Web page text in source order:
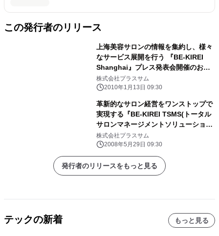
この発行者のリリース
上海美容サロンの情報を集約し、様々
なサービス展開を行う 『BE-KIREI
Shanghai』プレス発表会開催のお知
らせ http://www.plus-sum.co.jp
株式会社プラスサム
2010年1月13日 09:30
革新的なサロン経営をワンストップで
実現する『BE-KIREI TSMS(トータル
サロンマネージメントソリューショ
ン)』セミナー開催
株式会社プラスサム
2008年5月29日 09:30
発行者のリリースをもっと見る
テックの新着 もっと見る